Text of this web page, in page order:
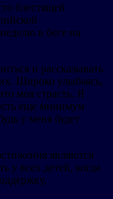
блестящей
в беге на
и рассказывать
Широко улыбаясь,
моя страсть. Я
еще минимум
у меня будет
являются
у всех детей, когда